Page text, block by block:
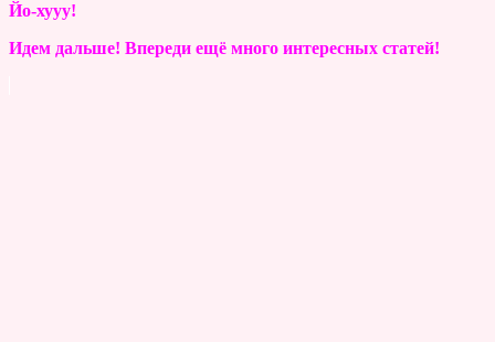
Йо-хууу!
Идем дальше! Впереди ещё много интересных статей!